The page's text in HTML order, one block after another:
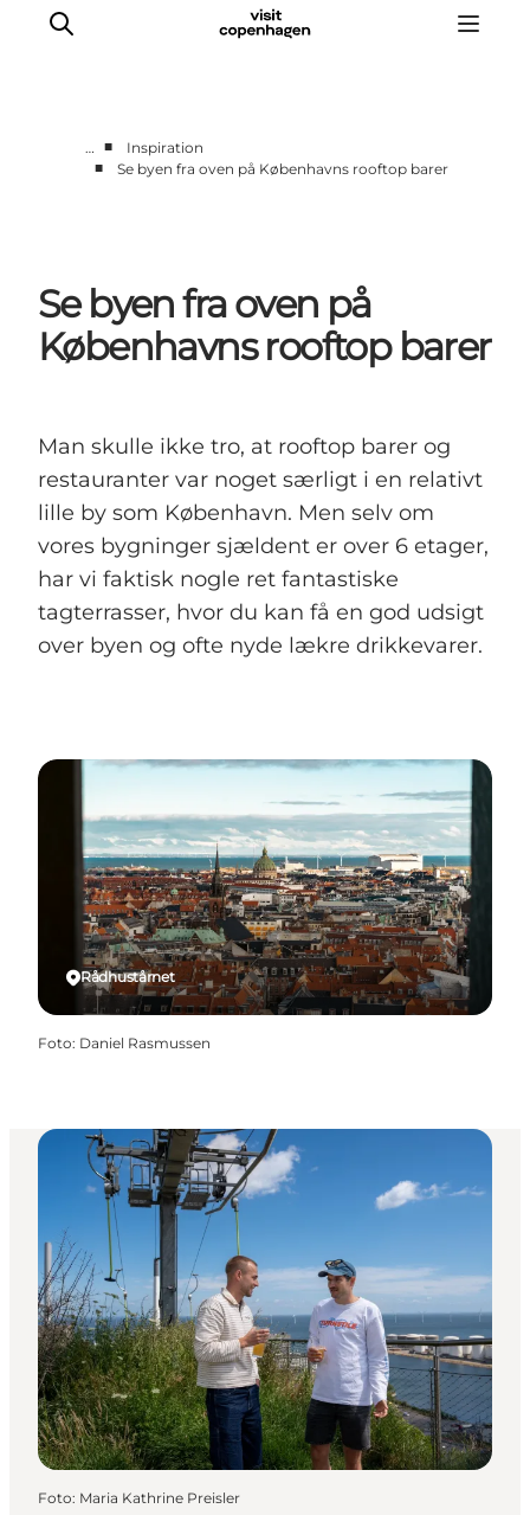
Områder
Planlæg din tur
CopenPay
… ■
Inspiration
■
Se byen fra oven på Københavns rooftop barer
Se byen fra oven på
Københavns rooftop barer
Man skulle ikke tro, at rooftop barer og
restauranter var noget særligt i en relativt
lille by som København. Men selv om
vores bygninger sjældent er over 6 etager,
har vi faktisk nogle ret fantastiske
tagterrasser, hvor du kan få en god udsigt
over byen og ofte nyde lækre drikkevarer.
Rådhustårnet
Foto: Daniel Rasmussen
Foto: Maria Kathrine Preisler